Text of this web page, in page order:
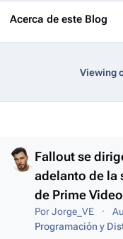
Acerca de este Blog
Viewing
Fallout se
adelanto de la
de Prime Video
PorJorge_VE
Programación y